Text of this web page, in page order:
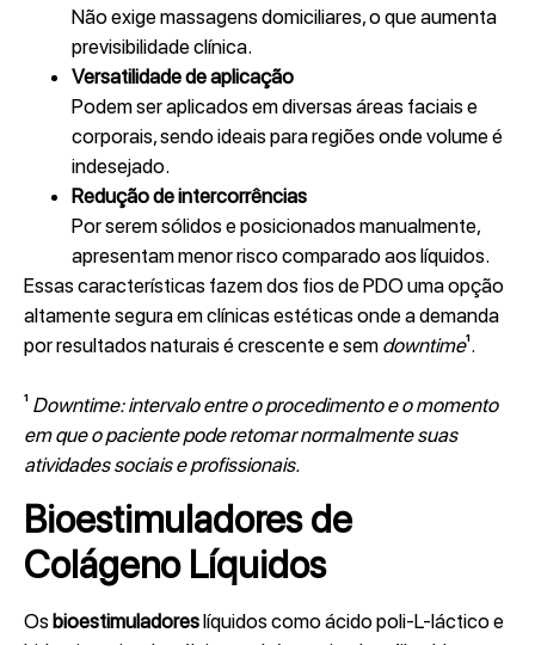
Não exige massagens domiciliares, o que aumenta
previsibilidade clínica.
Versatilidade de aplicação
Podem ser aplicados em diversas áreas faciais e
corporais, sendo ideais para regiões onde volume é
indesejado.
Redução de intercorrências
Por serem sólidos e posicionados manualmente,
apresentam menor risco comparado aos líquidos.
Essas características fazem dos fios de PDO uma opção
altamente segura em clínicas estéticas onde a demanda
por resultados naturais é crescente e sem downtime¹.
¹ Downtime: intervalo entre o procedimento e o momento
em que o paciente pode retomar normalmente suas
atividades sociais e profissionais.
Bioestimuladores de
Colágeno Líquidos
Os bioestimuladoreslíquidos como ácido poli-L-láctico e